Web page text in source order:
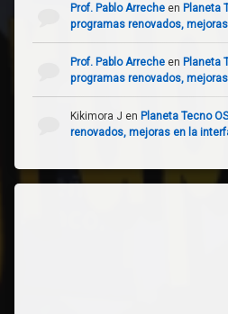
Prof. Pablo Arrecheen Planeta
programas renovados,
Prof. Pablo Arrecheen Planeta
programas renovados,
Kikimora J en Planeta Tecno
renovados, mejoras en la